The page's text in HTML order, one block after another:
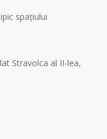
spațiului
Stravolca al II-lea,